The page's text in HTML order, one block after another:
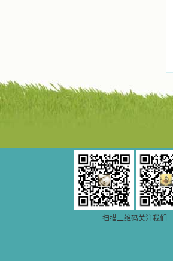
扫描二维码关注我们